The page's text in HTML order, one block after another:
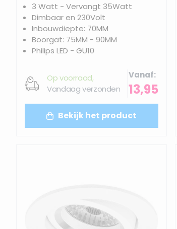
3 Watt - Vervangt 35Watt
Dimbaar en 230Volt
Inbouwdiepte: 70MM
Boorgat: 75MM - 90MM
Philips LED - GU10
Op voorraad,
Vandaag verzonden
Vanaf
13,95
Bekijk het product